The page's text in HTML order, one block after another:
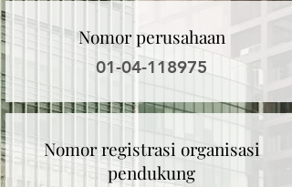
Nomor perusahaan
01-04-118975
Nomor registrasi organisasi
pendukung